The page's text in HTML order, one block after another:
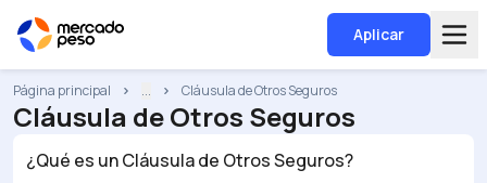
Aplicar
Página principal ... Cláusula de Otros Seguros
Cláusula de Otros Seguros
¿Qué es unCláusula de Otros Seguros?